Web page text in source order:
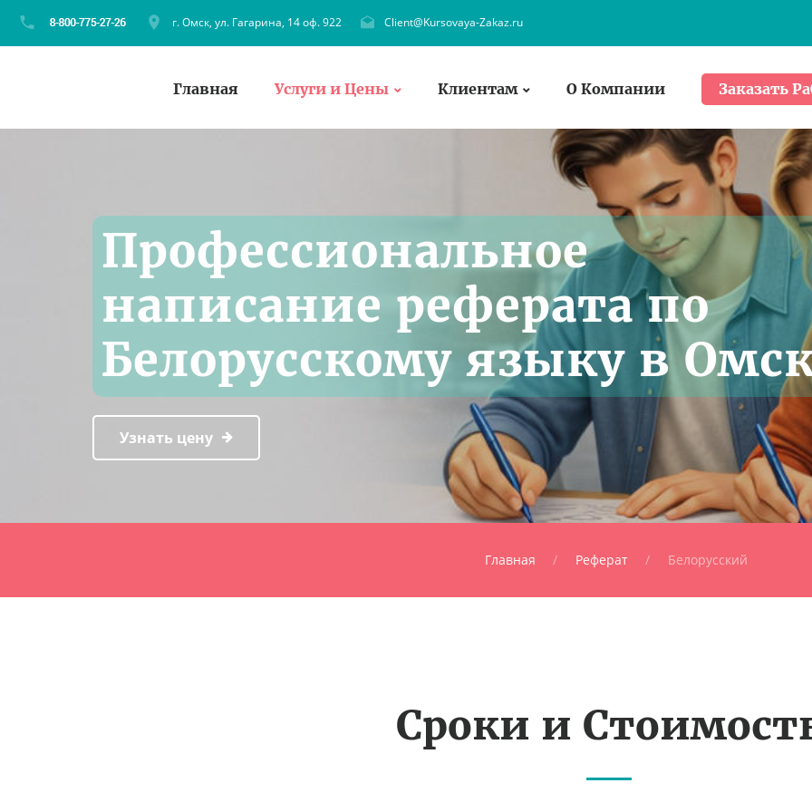
г. Омск, ул. Гагарина, 14 оф. 922 Client@Kursovaya-Zakaz.ru
Главная Услуги и Цены Клиентам О Компании Заказать
Профессиональное
написание реферата по
Белорусскому языку в
Узнать цену
Главная Реферат Белорусский
Сроки и